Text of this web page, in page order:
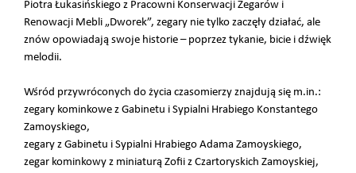
Piotra Łukasińskiego z Pracowni Konserwacji Zegarów i
Renowacji Mebli „Dworek”, zegary nie tylko zaczęły działać, ale
znów opowiadają swoje historie – poprzez tykanie, bicie i dźwięk
melodii.
Wśród przywróconych do życia czasomierzy znajdują się m.in.:
zegary kominkowe z Gabinetu i Sypialni Hrabiego Konstantego
Zamoyskiego,
zegary z Gabinetu i Sypialni Hrabiego Adama Zamoyskiego,
zegar kominkowy z miniaturą Zofii z Czartoryskich Zamoyskiej,